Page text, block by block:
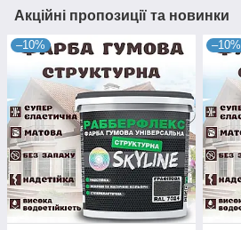
Акційні пропозиції та новинки
–10% –10%